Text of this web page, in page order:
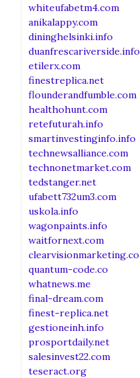
whiteufabetm4.com
anikalappy.com
dininghelsinki.info
duanfrescariverside.info
etilerx.com
finestreplica.net
flounderandfumble.com
healthohunt.com
retefuturah.info
smartinvestinginfo.info
technewsalliance.com
technonetmarket.com
tedstanger.net
ufabett732um3.com
uskola.info
wagonpaints.info
waitfornext.com
clearvisionmarketing.co
quantum-code.co
whatnews.me
final-dream.com
finest-replica.net
gestioneinh.info
prosportdaily.net
salesinvest22.com
teseract.org